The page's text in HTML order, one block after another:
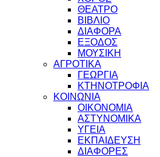
ΘΕΑΤΡΟ
ΒΙΒΛΙΟ
ΔΙΑΦΟΡΑ
ΕΞΟΔΟΣ
ΜΟΥΣΙΚΗ
ΑΓΡΟΤΙΚΑ
ΓΕΩΡΓΙΑ
ΚΤΗΝΟΤΡΟΦΙΑ
ΚΟΙΝΩΝΙΑ
ΟΙΚΟΝΟΜΙΑ
ΑΣΤΥΝΟΜΙΚΑ
ΥΓΕΙΑ
ΕΚΠΑΙΔΕΥΣΗ
ΔΙΑΦΟΡΕΣ